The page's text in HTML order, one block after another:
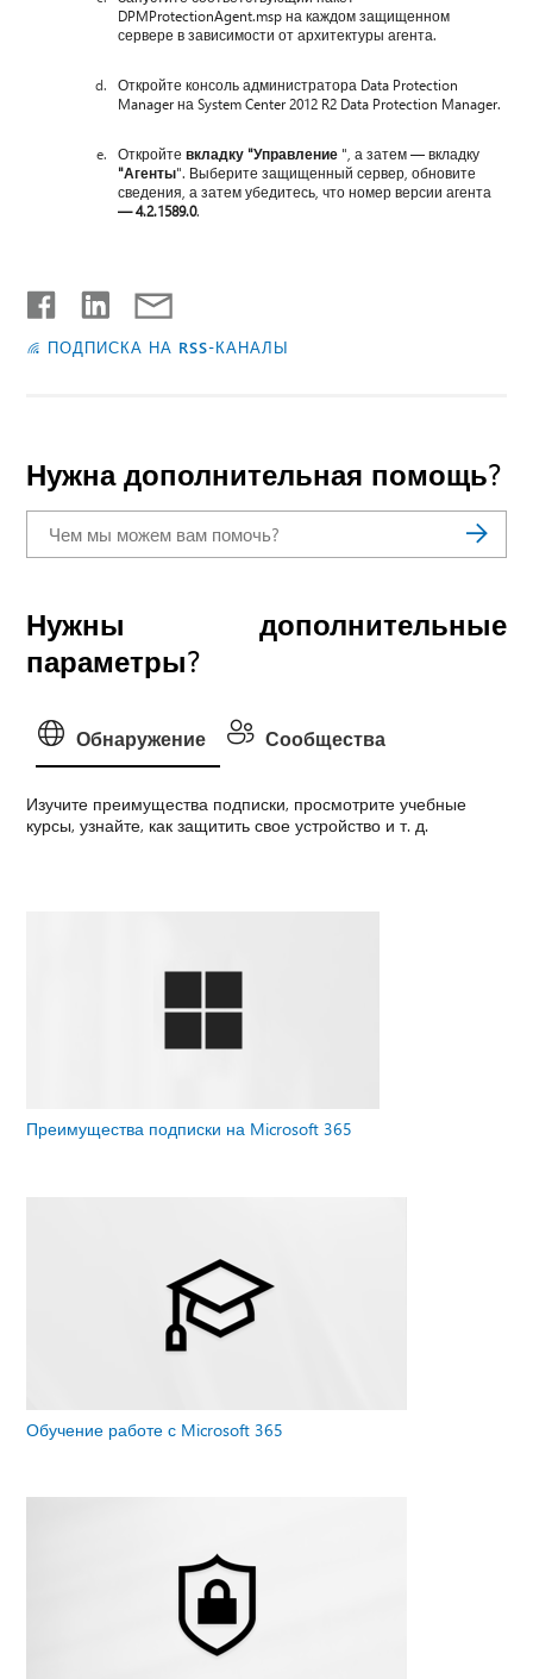
DPMProtectionAgent.msp на каждом защищенном
сервере в зависимости от архитектуры агента.
Откройте консоль администратора Data Protection
Manager на System Center 2012 R2 Data Protection Manager.
Откройтевкладку "Управление ", а затем — вкладку
"Агенты". Выберите защищенный сервер, обновите
сведения, а затем убедитесь, что номер версии агента
— 4.2.1589.0.
ПОДПИСКА НА RSS-КАНАЛЫ
Нужна дополнительная помощь?
Нужны дополнительные
параметры?
Обнаружение Сообщества
Изучите преимущества подписки, просмотрите учебные
курсы, узнайте, как защитить свое устройство и т. д.
Преимущества подписки на Microsoft 365
Обучение работе с Microsoft 365